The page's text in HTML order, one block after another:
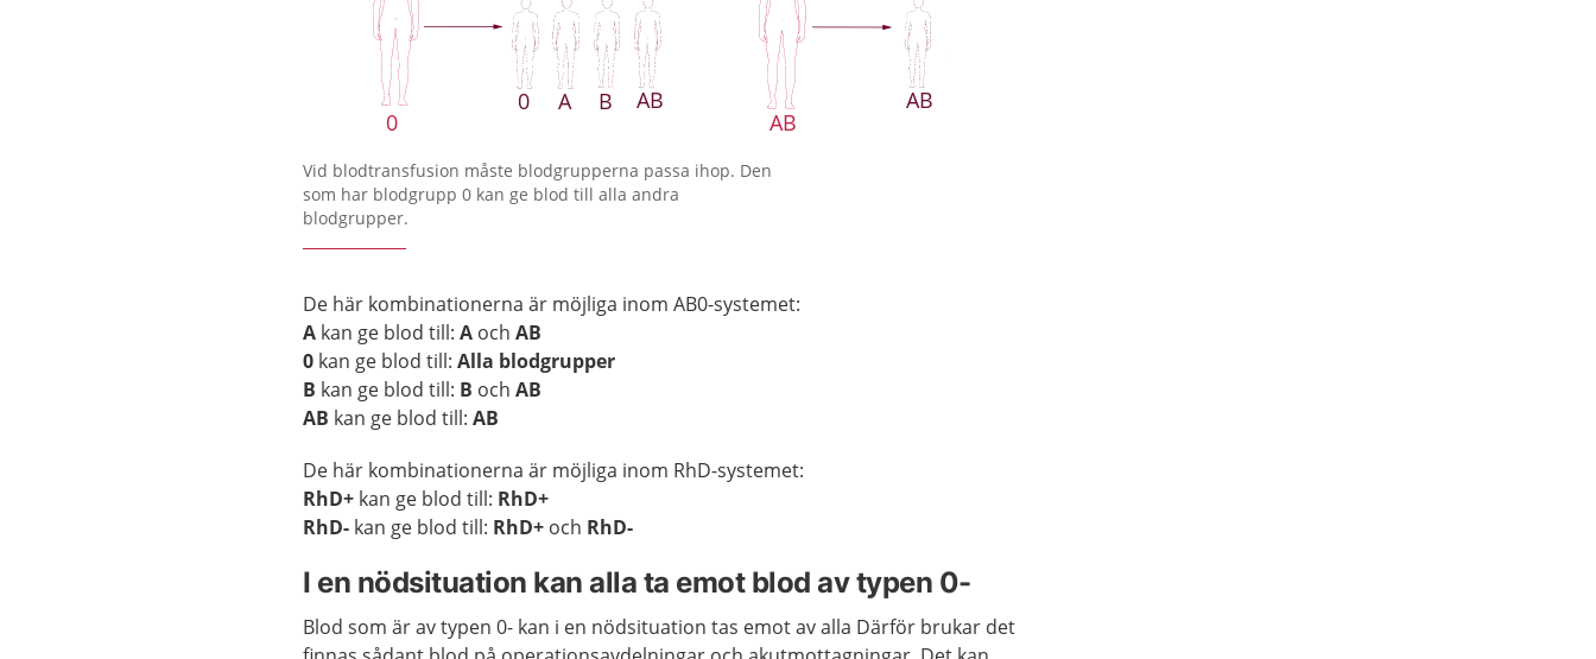
Vid blodtransfusion måste blodgrupperna passa ihop. Den
som har blodgrupp 0 kan ge blod till alla andra
blodgrupper.
De här kombinationerna är möjliga inom AB0-systemet:
A kan ge blod till:A ochAB
0 kan ge blod till:Alla blodgrupper
B kan ge blod till: B ochAB
AB kan ge blod till:AB
De här kombinationerna är möjliga inom RhD-systemet:
RhD+ kan ge blod till: RhD+
RhD- kan ge blod till: RhD+ och RhD-
I en nödsituation kan alla ta emot blod av typen 0-
Blod som är av typen 0- kan i en nödsituation tas emot av alla Därför brukar det